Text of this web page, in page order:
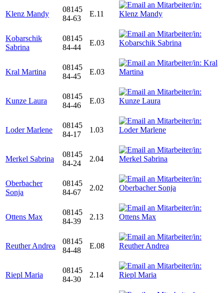
Klenz Mandy
08145
84-63
E.11
Kobarschik
Sabrina
08145
84-44
E.03
Kral Martina
08145
84-45
E.03
Kunze Laura
08145
84-46
E.03
Loder Marlene
08145
84-17
1.03
Merkel Sabrina
08145
84-24
2.04
Oberbacher
Sonja
08145
84-67
2.02
Ottens Max
08145
84-39
2.13
Reuther Andrea
08145
84-48
E.08
Riepl Maria
08145
84-30
2.14